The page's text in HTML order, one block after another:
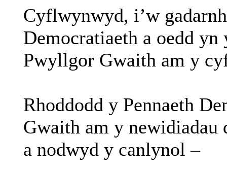
Cyflwynwyd, i’w
Democratiaeth a oedd
Pwyllgor Gwaith am y
Rhoddodd y Pennaeth
Gwaith am y newidiadau
a nodwyd y canlynol –